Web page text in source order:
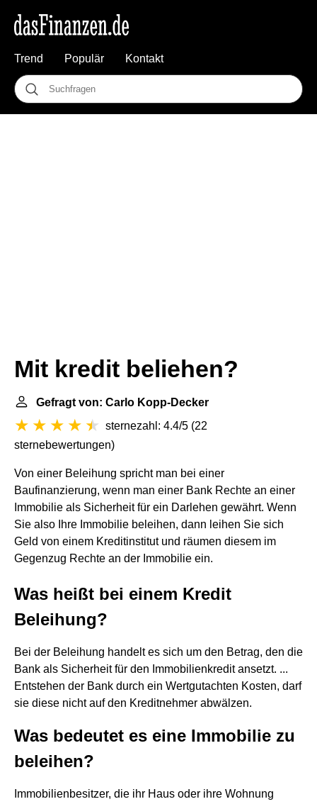
Trend Populär Kontakt
Mit kredit beliehen?
Gefragt von: Carlo Kopp-Decker
sternezahl: 4.4/5 (22
sternebewertungen)
Von einer Beleihung spricht man bei einer
Baufinanzierung, wenn man einer Bank Rechte an einer
Immobilie als Sicherheit für ein Darlehen gewährt. Wenn
Sie also Ihre Immobilie beleihen, dann leihen Sie sich
Geld von einem Kreditinstitut und räumen diesem im
Gegenzug Rechte an der Immobilie ein.
Was heißt bei einem Kredit
Beleihung?
Bei der Beleihung handelt es sich um den Betrag, den die
Bank als Sicherheit für den Immobilienkredit ansetzt. ...
Entstehen der Bank durch ein Wertgutachten Kosten, darf
sie diese nicht auf den Kreditnehmer abwälzen.
Was bedeutet es eine Immobilie zu
beleihen?
Immobilienbesitzer, die ihr Haus oder ihre Wohnung